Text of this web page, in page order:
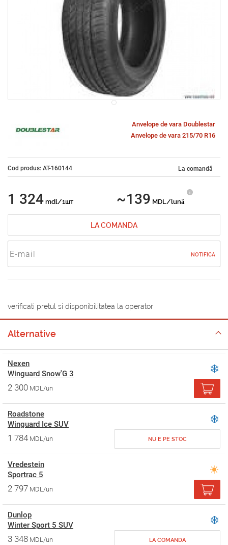
Anvelope de vara Doublestar
Anvelope de vara 215/70 R16
Cod produs: AT-160144 La comandă
1 324 mdl/1шт ~139 MDL/lună
LA COMANDA
NOTIFICA
verificati pretul si disponibilitatea la operator
Alternative
Nexen
Winguard Snow'G 3
2 300 MDL/un
Roadstone
Winguard Ice SUV
1 784 MDL/un NU E PE STOC
Vredestein
Sportrac 5
2 797 MDL/un
Dunlop
Winter Sport 5 SUV
3 348 MDL/un LA COMANDA